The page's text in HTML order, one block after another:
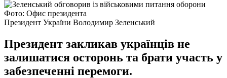
Фото: Офис президента
Президент України Володимир Зеленський
Президент закликав українців не
залишатися осторонь та брати участь у
забезпеченні перемоги.